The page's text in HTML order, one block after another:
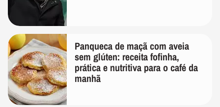
Panqueca de maçã com aveia
sem glúten: receita fofinha,
prática e nutritiva para o café da
manhã